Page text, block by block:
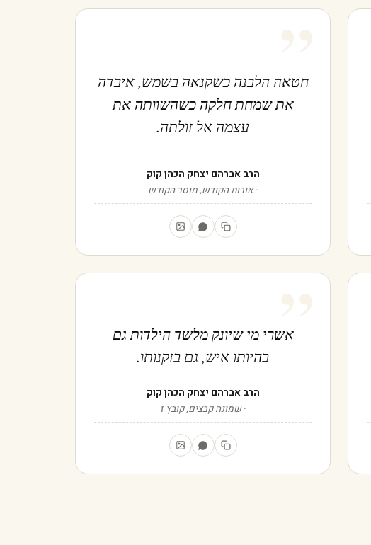
”
חטאה הלבנה כשקנאה בשמש, איבדה
את שמחת חלקה כשהשוותה את
עצמה אל זולתה.
הרב אברהם יצחק הכהן קוק
אורות הקודש, מוסר הקודש
”
אשרי מי שיונק מלשד הילדות גם
בהיותו איש, גם בזקנותו.
הרב אברהם יצחק הכהן קוק
שמונה קבצים, קובץ ז